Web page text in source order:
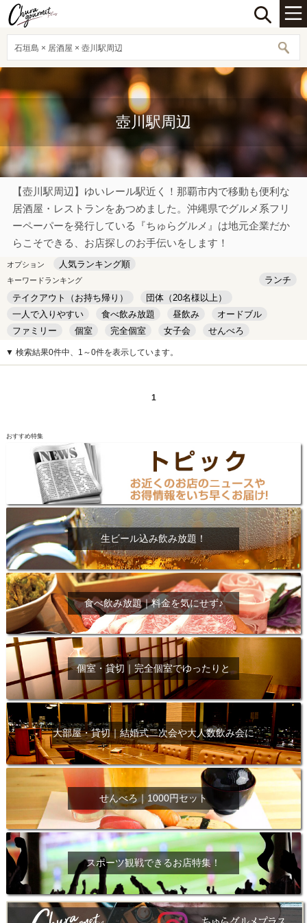
石垣島 × 居酒屋 × 壺川駅周辺
壺川駅周辺
【壺川駅周辺】ゆいレール駅近く！那覇市内で移動も便利な
居酒屋・レストランをあつめました。沖縄県でグルメ系フリ
ーペーパーを発行している『ちゅらグルメ』は地元企業だか
らこそできる、お店探しのお手伝いをします！
オプション 人気ランキング順
キーワードランキング
ランチ
テイクアウト（お持ち帰り）
団体（20名様以上）
一人で入りやすい
食べ飲み放題 昼飲み
オードブル
ファミリー
個室 完全個室 女子会
せんべろ
キッズルーム
安い デート
▼ 検索結果0件中、1～0件を表示しています。
1
おすすめ特集
生ビール込み飲み放題！
食べ飲み放題｜料金を気にせず♪
個室・貸切｜完全個室でゆったりと
大部屋・貸切｜結婚式二次会や大人数飲み会に
せんべろ｜1000円セット
スポーツ観戦できるお店特集！